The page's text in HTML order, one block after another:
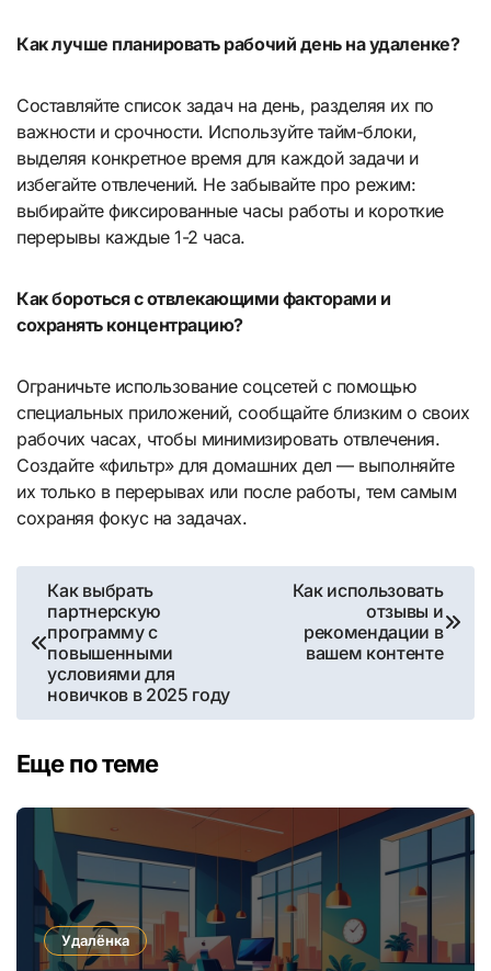
Как лучше планировать рабочий день на удаленке?
Составляйте список задач на день, разделяя их по
важности и срочности. Используйте тайм-блоки,
выделяя конкретное время для каждой задачи и
избегайте отвлечений. Не забывайте про режим:
выбирайте фиксированные часы работы и короткие
перерывы каждые 1-2 часа.
Как бороться с отвлекающими факторами и
сохранять концентрацию?
Ограничьте использование соцсетей с помощью
специальных приложений, сообщайте близким о своих
рабочих часах, чтобы минимизировать отвлечения.
Создайте «фильтр» для домашних дел — выполняйте
их только в перерывах или после работы, тем самым
сохраняя фокус на задачах.
Навигация
по
записям
Как выбрать
партнерскую
программу с
повышенными
условиями для
новичков в 2025 году
Как использовать
отзывы и
рекомендации в
вашем контенте
Еще по теме
Удалёнка